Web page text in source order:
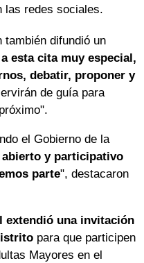
las redes sociales.
también difundió un
esta cita muy especial,
debatir, proponer y
de guía para
el Gobierno de la
y participativo
parte", destacaron
extendió una invitación
para que participen
Mayores en el